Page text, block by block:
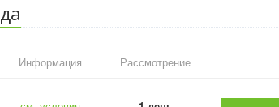
Информация Рассмотрение